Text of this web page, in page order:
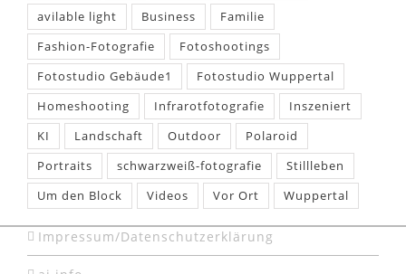
avilable light
Business
Familie
Fashion-Fotografie
Fotoshootings
Fotostudio Gebäude1
Fotostudio Wuppertal
Homeshooting
Infrarotfotografie
Inszeniert
KI
Landschaft Outdoor
Polaroid
Portraits
schwarzweiß-fotografie
Stillleben
Um den Block
Videos Vor Ort Wuppertal
Impressum/Datenschutzerklärung